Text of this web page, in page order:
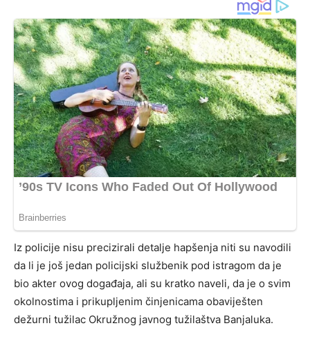
Iz policije nisu precizirali detalje hapšenja niti su navodili
da li je još jedan policijski službenik pod istragom da je
bio akter ovog događaja, ali su kratko naveli, da je o svim
okolnostima i prikupljenim činjenicama obaviješten
dežurni tužilac Okružnog javnog tužilaštva Banjaluka.